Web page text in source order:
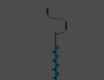
muunnelma.